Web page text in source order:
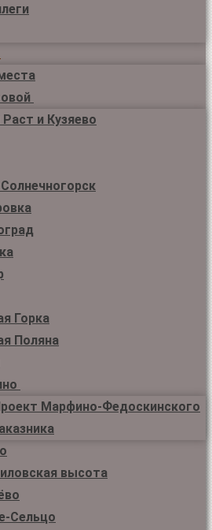
и Кузяево
Горка
Поляна
Марфино-Федоскинского
высота
Сельцо